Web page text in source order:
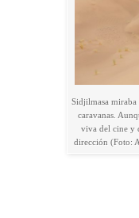
Sidjilmasa miraba
caravanas.
viva del cine y
dirección (Foto: